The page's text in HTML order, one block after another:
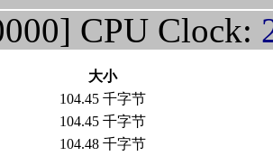
CPU Clock:
大小
104.45 千字节
104.45 千字节
104.48 千字节